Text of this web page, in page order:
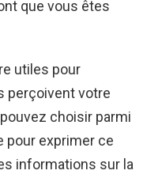
que vous êtes
utiles pour
perçoivent votre
choisir parmi
pour exprimer ce
informations sur la